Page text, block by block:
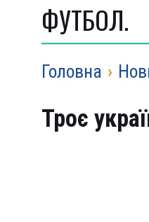
ФУТБОЛ.
Головна ›
Троє